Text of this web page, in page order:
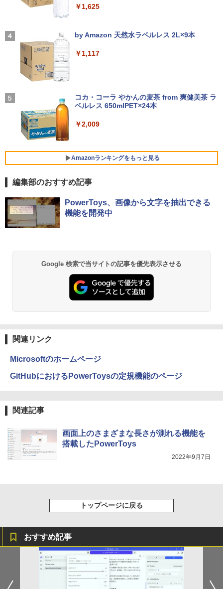
ore i7 第4世代 Office付き メモリ16GB
SSD512GB 初期設定済 ホワイト ブラッ
ク
4
GMKtec GMK-K8 PLUS-32/1T-W11Pro
6GB SSD1TB B550 グラボなし
￥148,700
永遠の記憶 [ 東野 圭吾 ]
￥2,310
片田舎のおっさん、剣聖になる 11 〜
した弟子たちが俺を放ってくれない件〜
レスイヤホン bluetooth イヤホン V12 小型
軽量 ブルートゥースHi-Fi 最大36時間再生 ぶ
るーとゅーす コードレス ENCノイズキャン
セリング 自動ペアリング Type-C充電 マイク
￥1,964
Xiaomi シャオミ REDMI Buds 8 Lite ワイヤ
￥2,980
￥250
￥1,625
by Amazon 天然水ラベルレス 2L×9本
￥1,117
コカ・コーラ やかんの麦茶 from 爽健美茶 ラ
ベルレス 650mlPET×24本
￥2,009
Amazonランキングをもっと見る
薬屋のひとりごと 17巻 (デジタル版ビッグガ
ンガンコミックス)
異世界居酒屋「のぶ」(22) (角川コミックス・
￥832
スーパーの裏でヤニ吸うふたり 9巻 (デジタル
編集部のおすすめ記事
PowerToys、画像から文字を抽出できる
機能を開発中
Google 検索で当サイトの記事を優先表示させる
関連リンク
Microsoftのホームページ
GitHubにおけるPowerToysの定規機能のページ
関連記事
画面上のさまざまな長さが測れる機能を
搭載したPowerToys
2022年9月7日
トップページに戻る
おすすめ記事